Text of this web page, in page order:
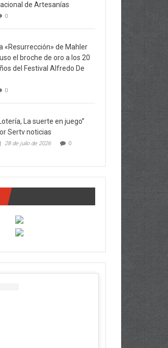
de Artesanías
0
«Resurrección» de Mahler
el broche de oro a los 20
del Festival Alfredo De
0
La suerte en juego”
Sertv noticias
28 de julio de 2026 0